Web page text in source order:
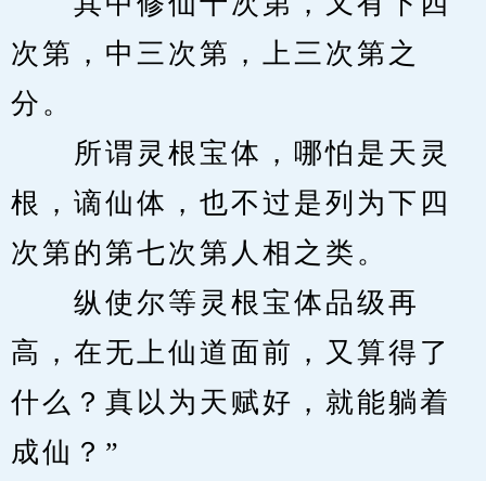
次第，中三次第，上三次第之
分。
所谓灵根宝体，哪怕是天灵
根，谪仙体，也不过是列为下四
次第的第七次第人相之类。
纵使尔等灵根宝体品级再
高，在无上仙道面前，又算得了
什么？真以为天赋好，就能躺着
成仙？”